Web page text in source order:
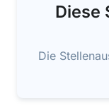
Diese
Die